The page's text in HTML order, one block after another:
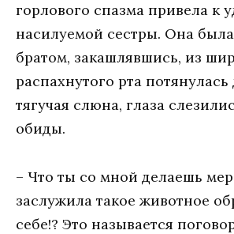
горлового спазма привела к
насилуемой сестры. Она
братом, закашлявшись, из
распахнутого рта
тягучая слюна, глаза
обиды.
– Что ты со мной делаешь
заслужила такое животное
себе!? Это называется